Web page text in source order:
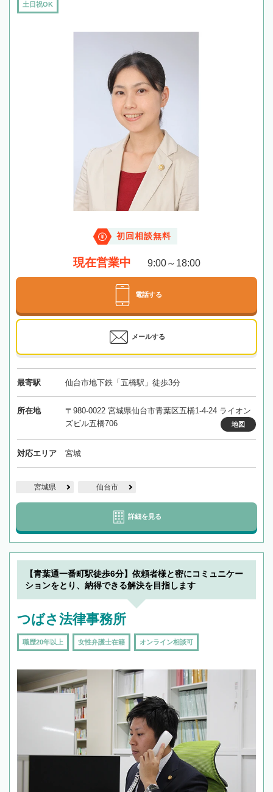
土日祝OK
初回相談無料
現在営業中 9:00～18:00
電話する
メールする
最寄駅 仙台市地下鉄「五橋駅」徒歩3分
所在地
〒980-0022 宮城県仙台市青葉区五橋1-4-24 ライオン
ズビル五橋706
地図
対応エリア 宮城
宮城県 仙台市
詳細を見る
【青葉通一番町駅徒歩6分】依頼者様と密にコミュニケー
ションをとり、納得できる解決を目指します
つばさ法律事務所
職歴20年以上 女性弁護士在籍 オンライン相談可